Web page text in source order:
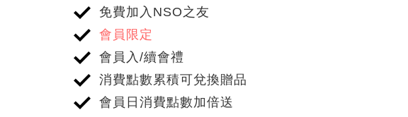
免費加入NSO之友
會員 限定
會員入/續會禮
消費點數累積可兌換贈品
會員日消費點數加倍送